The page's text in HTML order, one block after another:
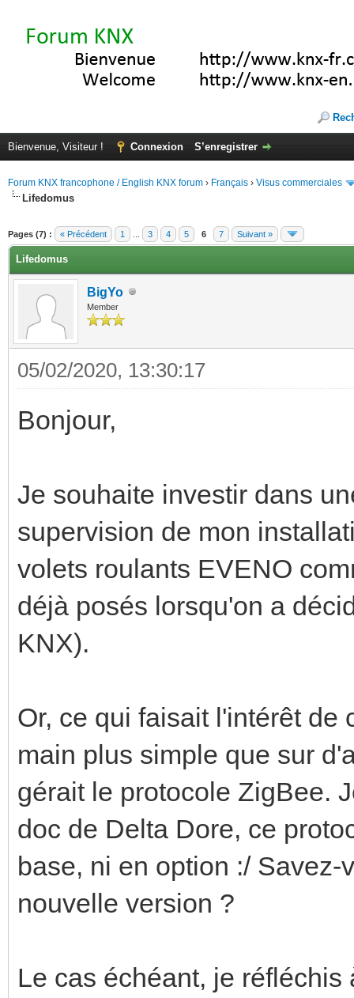
Bienvenue, Visiteur ! Connexion S’enregistrer
Forum KNX francophone / English KNX forum › Français › Visus commerciales
Lifedomus
Pages (7) : « Précédent 1 3 4 5 6 7 Suivant »
Lifedomus
BigYo
Member
05/02/2020, 13:30:17
Bonjour,
Je souhaite investir dans
supervision de mon
volets roulants EVENO
déjà posés lorsqu'on a
KNX).
Or, ce qui faisait l'intérêt de
main plus simple que sur
gérait le protocole ZigBee.
doc de Delta Dore, ce
base, ni en option :/
nouvelle version ?
Le cas échéant, je